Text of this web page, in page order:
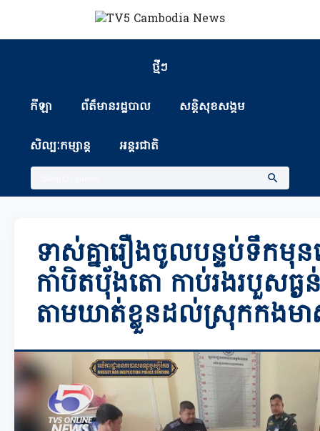
ថ្មីៗ
កីឡា ព័ត៏មានរដ្ឋបាល សន្តិសុខសង្គម
សិល្បៈកម្សាន្ត អន្តរជាតិ
ទាស់គ្នារឿងចូលបន្ទប់ទឹកមុ
កាំបិតប៉័ងតោ កាប់រងរបួសធ្ង
តាមឃាត់ខ្លួនដល់ស្រុកកងម